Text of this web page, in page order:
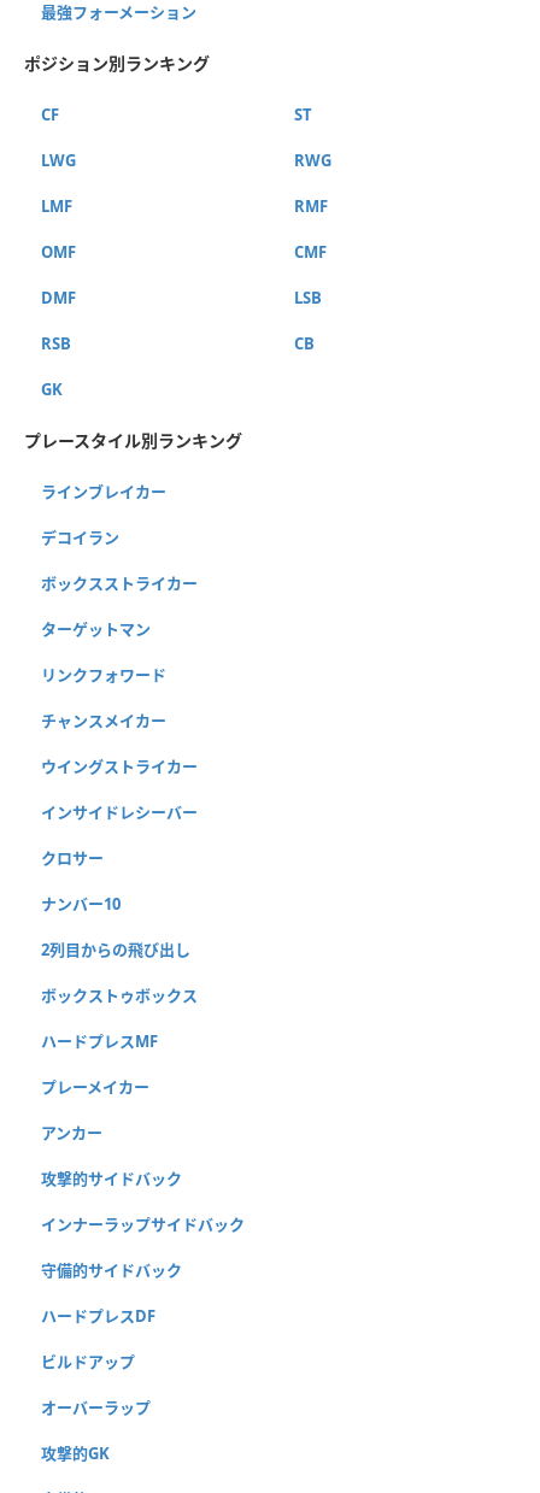
最強フォーメーション
ポジション別ランキング
CF ST
LWG RWG
LMF RMF
OMF CMF
DMF LSB
RSB CB
GK
プレースタイル別ランキング
ラインブレイカー
デコイラン
ボックスストライカー
ターゲットマン
リンクフォワード
チャンスメイカー
ウイングストライカー
インサイドレシーバー
クロサー
ナンバー10
2列目からの飛び出し
ボックストゥボックス
ハードプレスMF
プレーメイカー
アンカー
攻撃的サイドバック
インナーラップサイドバック
守備的サイドバック
ハードプレスDF
ビルドアップ
オーバーラップ
攻撃的GK